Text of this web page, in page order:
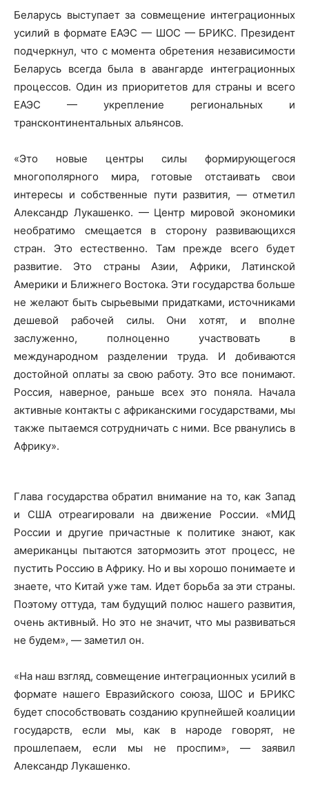
Беларусь выступает за совмещение интеграционных
усилий в формате ЕАЭС — ШОС — БРИКС. Президент
подчеркнул, что с момента обретения независимости
Беларусь всегда была в авангарде интеграционных
процессов. Один из приоритетов для страны и всего
ЕАЭС — укрепление региональных и
трансконтинентальных альянсов.
«Это новые центры силы формирующегося
многополярного мира, готовые отстаивать свои
интересы и собственные пути развития, — отметил
Александр Лукашенко. — Центр мировой экономики
необратимо смещается в сторону развивающихся
стран. Это естественно. Там прежде всего будет
развитие. Это страны Азии, Африки, Латинской
Америки и Ближнего Востока. Эти государства больше
не желают быть сырьевыми придатками, источниками
дешевой рабочей силы. Они хотят, и вполне
заслуженно, полноценно участвовать в
международном разделении труда. И добиваются
достойной оплаты за свою работу. Это все понимают.
Россия, наверное, раньше всех это поняла. Начала
активные контакты с африканскими государствами, мы
также пытаемся сотрудничать с ними. Все рванулись в
Африку».
Глава государства обратил внимание на то, как Запад
и США отреагировали на движение России. «МИД
России и другие причастные к политике знают, как
американцы пытаются затормозить этот процесс, не
пустить Россию в Африку. Но и вы хорошо понимаете и
знаете, что Китай уже там. Идет борьба за эти страны.
Поэтому оттуда, там будущий полюс нашего развития,
очень активный. Но это не значит, что мы развиваться
не будем», — заметил он.
«На наш взгляд, совмещение интеграционных усилий в
формате нашего Евразийского союза, ШОС и БРИКС
будет способствовать созданию крупнейшей коалиции
государств, если мы, как в народе говорят, не
прошлепаем, если мы не проспим», — заявил
Александр Лукашенко.